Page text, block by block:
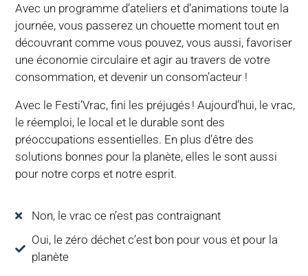
Avec un programme d’ateliers et d’animations toute la
journée, vous passerez un chouette moment tout en
découvrant comme vous pouvez, vous aussi, favoriser
une économie circulaire et agir au travers de votre
consommation, et devenir un consom’acteur !
Avec le Festi’Vrac, fini les préjugés ! Aujourd’hui, le vrac,
le réemploi, le local et le durable sont des
préoccupations essentielles. En plus d’être des
solutions bonnes pour la planète, elles le sont aussi
pour notre corps et notre esprit.
Non, le vrac ce n’est pas contraignant
Oui, le zéro déchet c’est bon pour vous et pour la
planète